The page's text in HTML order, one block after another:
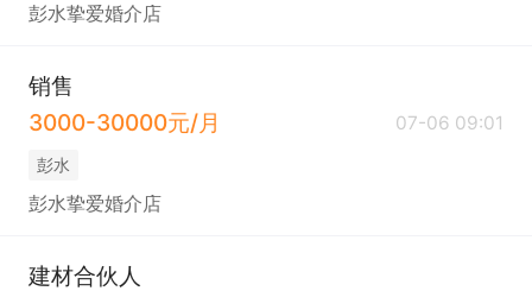
彭水挚爱婚介店
销售
3000-30000元/月
07-06 09:01
彭水
彭水挚爱婚介店
建材合伙人